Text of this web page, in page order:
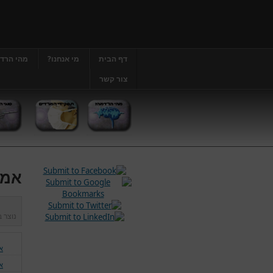
דף הבית מי אנחנו? מהי
צור קשר
נוצר